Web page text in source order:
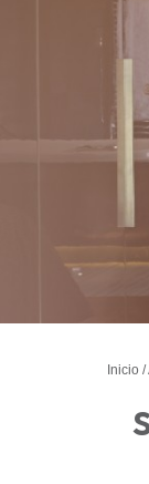
Inicio